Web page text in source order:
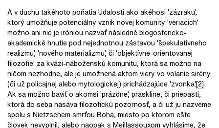
A v duchu takéhoto poňatia Udalosti ako akéhosi 'zázraku',
ktorý umožňuje potenciálny vznik novej komunity 'veriacich'
možno ani nie je iróniou nazvať následné blogosfericko-
akademické hnutie pod nejednotnou zástavou 'špekulatívneho
realizmu', 'nového materializmu', či 'objektívne-orientovanej
filozofie' za kvázi-náboženskú komunitu, ktorá sa možno na
ničom nezhodne, ale je umožnená aktom viery vo volanie sirény
(či už policajnej alebo mytologickej) prichádzajúce 'zvonka'.[2]
Ak sa možno baviť o akomsi 'prázdne', praskline, či priepasti,
ktorá do seba nasáva filozofickú pozornosť, a či už ju nazveme
spolu s Nietzschem smrťou Boha, miesto po ktorom ešte
človek nevyplnil, alebo naopak s Meillassouxom vyhlásime, že